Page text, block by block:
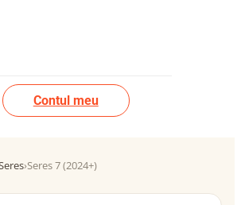
Contul meu
›Seres 7 (2024+)